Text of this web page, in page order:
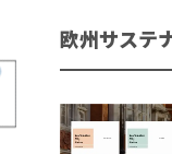
欧州サステ